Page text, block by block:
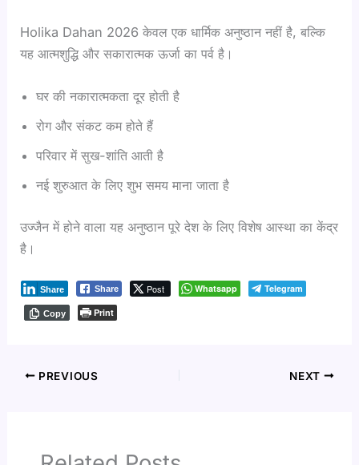
Holika Dahan 2026 केवल एक धार्मिक अनुष्ठान नहीं है, बल्कि
यह आत्मशुद्धि और सकारात्मक ऊर्जा का पर्व है।
घर की नकारात्मकता दूर होती है
रोग और संकट कम होते हैं
परिवार में सुख-शांति आती है
नई शुरुआत के लिए शुभ समय माना जाता है
उज्जैन में होने वाला यह अनुष्ठान पूरे देश के लिए विशेष आस्था का केंद्र
है।
Share Post
Share Whatsapp Telegram
Copy Print
PREVIOUS NEXT